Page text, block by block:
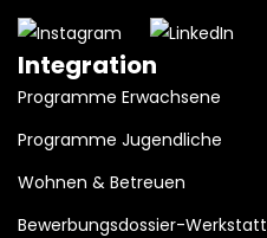
Integration
Programme Erwachsene
Programme Jugendliche
Wohnen & Betreuen
Bewerbungsdossier-Werkstatt